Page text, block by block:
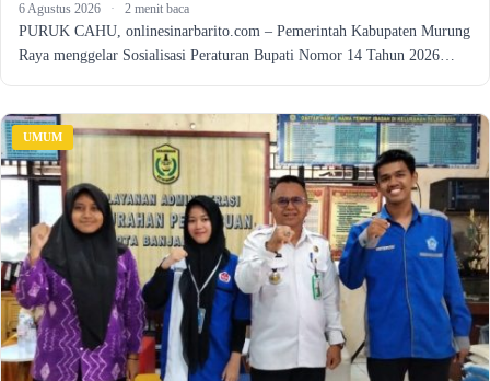
6 Agustus 2026 · 2 menit baca
PURUK CAHU, onlinesinarbarito.com – Pemerintah Kabupaten Murung
Raya menggelar Sosialisasi Peraturan Bupati Nomor 14 Tahun 2026…
UMUM